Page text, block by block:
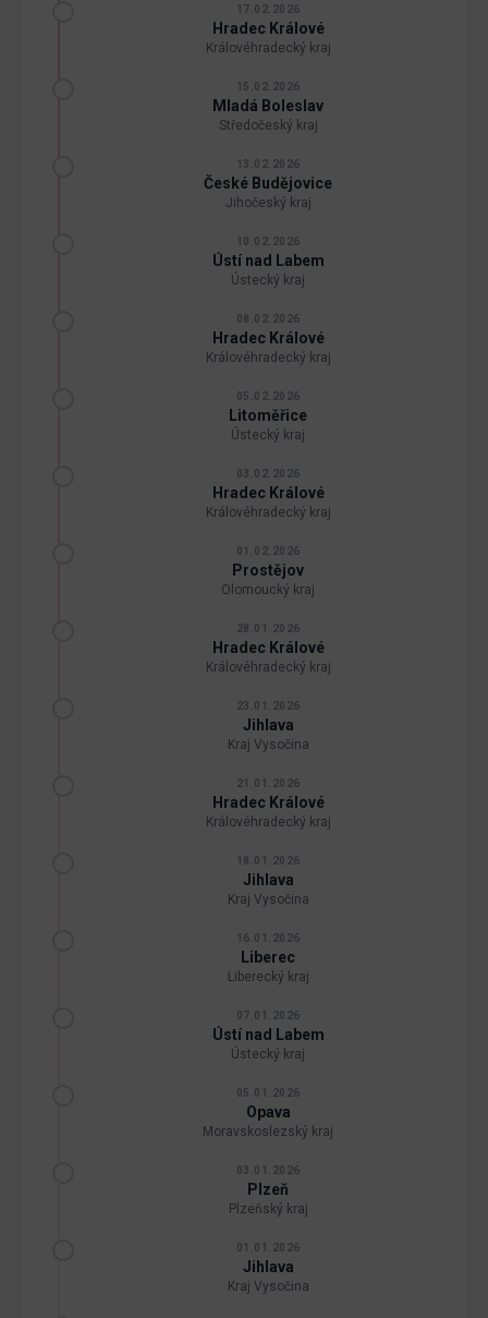
17.02.2026
Hradec Králové
Královéhradecký kraj
15.02.2026
Mladá Boleslav
Středočeský kraj
13.02.2026
České Budějovice
Jihočeský kraj
10.02.2026
Ústí nad Labem
Ústecký kraj
08.02.2026
Hradec Králové
Královéhradecký kraj
05.02.2026
Litoměřice
Ústecký kraj
03.02.2026
Hradec Králové
Královéhradecký kraj
01.02.2026
Prostějov
Olomoucký kraj
28.01.2026
Hradec Králové
Královéhradecký kraj
23.01.2026
Jihlava
Kraj Vysočina
21.01.2026
Hradec Králové
Královéhradecký kraj
18.01.2026
Jihlava
Kraj Vysočina
16.01.2026
Liberec
Liberecký kraj
07.01.2026
Ústí nad Labem
Ústecký kraj
05.01.2026
Opava
Moravskoslezský kraj
03.01.2026
Plzeň
Plzeňský kraj
01.01.2026
Jihlava
Kraj Vysočina